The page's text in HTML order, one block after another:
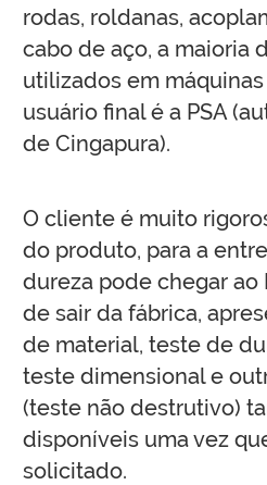
rodas, roldanas,
cabo de aço, a maioria
utilizados em
usuário final é a PSA
de Cingapura).
O cliente é muito
do produto, para a
dureza pode chegar ao
de sair da fábrica,
de material, teste de
teste dimensional e
(teste não destrutivo)
disponíveis uma vez
solicitado.